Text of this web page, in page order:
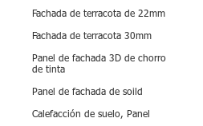
Fachada de terracota de 22mm
Fachada de terracota 30mm
Panel de fachada 3D de chorro
de tinta
Panel de fachada de soild
Calefacción de suelo, Panel